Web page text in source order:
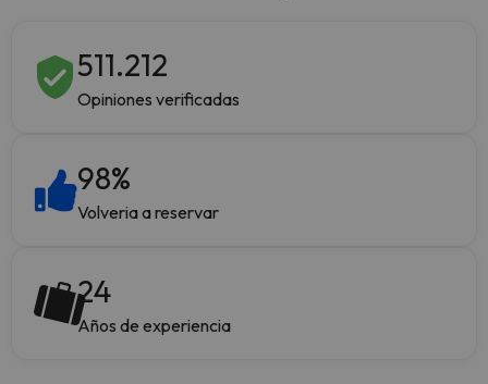
511.212
Opiniones verificadas
98%
Volveria a reservar
24
Años de experiencia